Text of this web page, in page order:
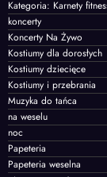
Kategoria: Karnety
koncerty
Koncerty Na Żywo
Kostiumy dla dorosłych
Kostiumy dziecięce
Kostiumy i przebrania
Muzyka do tańca
na weselu
noc
Papeteria
Papeteria weselna